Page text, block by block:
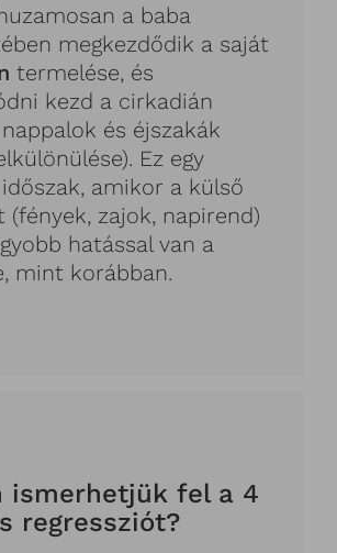
a baba
megkezdődik a saját
termelése, és
kezd a cirkadián
és éjszakák
Ez egy
amikor a külső
(fények, zajok, napirend)
hatással van a
mint korábban.
ismerhetjük fel a 4
regressziót?